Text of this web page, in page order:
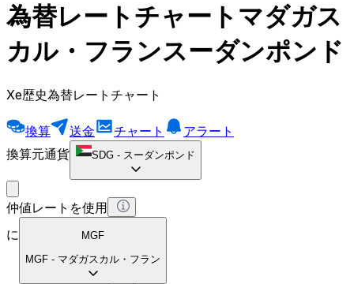
為替レートチャートマダガス
カル・フランスーダンポンド
Xe歴史為替レートチャート
換算 送金 チャート
アラート
換算元通貨
SDG - スーダンポンド
仲値レートを使用
に
MGF
MGF - マダガスカル・フラン